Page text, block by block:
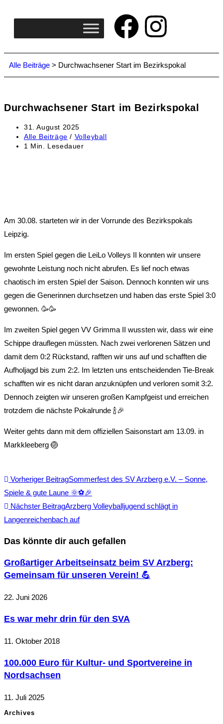
Alle Beiträge > Durchwachsener Start im Bezirkspokal
Durchwachsener Start im Bezirkspokal
31. August 2025
Alle Beiträge / Volleyball
1 Min. Lesedauer
Am 30.08. starteten wir in der Vorrunde des Bezirkspokals
Leipzig.
Im ersten Spiel gegen die LeiLo Volleys II konnten wir unsere
gewohnte Leistung noch nicht abrufen. Es lief noch etwas
chaotisch im ersten Spiel der Saison. Dennoch konnten wir uns
gegen die Generinnen durchsetzen und haben das erste Spiel 3:0
gewonnen. 🥳🥳
Im zweiten Spiel gegen VV Grimma II wussten wir, dass wir eine
Schippe drauflegen müssten. Nach zwei verlorenen Sätzen und
damit dem 0:2 Rückstand, rafften wir uns auf und schafften die
Aufholjagd bis zum 2:2. Im letzten uns entscheidenden Tie-Break
schafften wir es nicht daran anzuknüpfen und verloren somit 3:2.
Dennoch zeigten wir unseren großen Kampfgeist und erreichen
trotzdem die nächste Pokalrunde 🍾🎉
Weiter gehts dann mit dem offiziellen Saisonstart am 13.09. in
Markkleeberg 🏐
Vorheriger BeitragSommerfest des SV Arzberg e.V. – Sonne,
Spiele & gute Laune 🌞⚽🎉
Nächster BeitragArzberg Volleyballjugend schlägt in
Langenreichenbach auf
Das könnte dir auch gefallen
Großartiger Arbeitseinsatz beim SV Arzberg:
Gemeinsam für unseren Verein! 💪
22. Juni 2026
Es war mehr drin für den SVA
11. Oktober 2018
100.000 Euro für Kultur- und Sportvereine in
Nordsachsen
11. Juli 2025
Archives